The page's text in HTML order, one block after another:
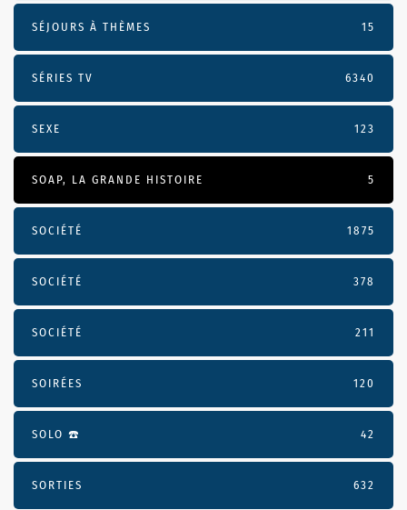
SÉJOURS À THÈMES 15
SÉRIES TV 6340
SEXE 123
SOAP, LA GRANDE HISTOIRE 5
SOCIÉTÉ 1875
SOCIÉTÉ 378
SOCIÉTÉ 211
SOIRÉES 120
SOLO ☎️ 42
SORTIES 632